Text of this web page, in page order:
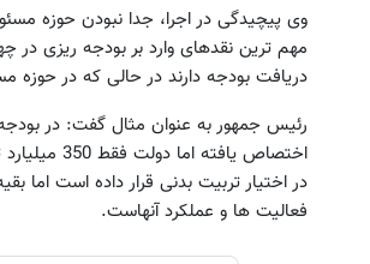
وی پیچیدگی در اجرا، جدا نبودن حوزه
دریافت بودجه دارند در حالی که در حوزه
در اختیار تربیت بدنی قرار داده است اما
فعالیت ها و عملکرد آنهاست.